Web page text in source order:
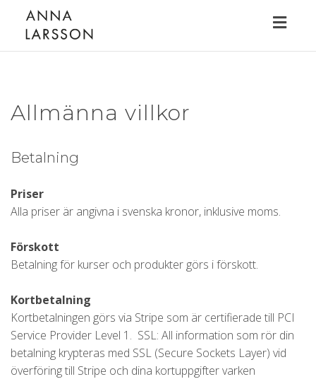
Allmänna villkor
Betalning
Priser
Alla priser är angivna i svenska kronor, inklusive moms.
Förskott
Betalning för kurser och produkter görs i förskott.
Kortbetalning
Kortbetalningen görs via Stripe som är certifierade till PCI
Service Provider Level 1. SSL: All information som rör din
betalning krypteras med SSL (Secure Sockets Layer) vid
överföring till Stripe och dina kortuppgifter varken